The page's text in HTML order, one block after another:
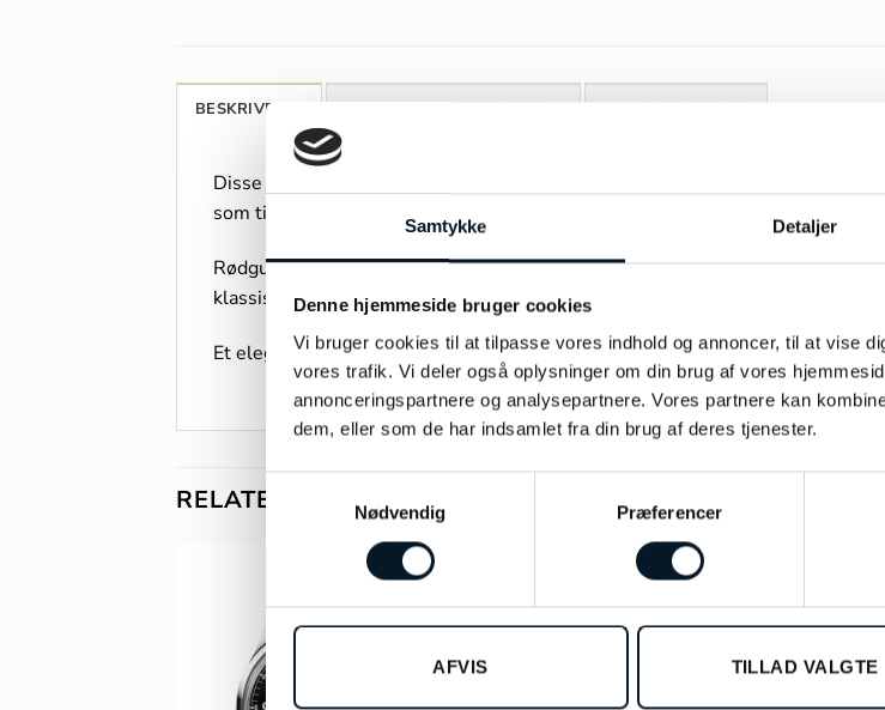
Samtykke Detaljer
Denne hjemmeside bruger cookies
Vi bruger cookies til at tilpasse vores indhold og annoncer, til at vise
vores trafik. Vi deler også oplysninger om din brug af vores
annonceringspartnere og analysepartnere. Vores partnere kan
dem, eller som de har indsamlet fra din brug af deres tjenester.
Nødvendig
Præferencer
AFVIS TILLAD VALGTE
BESKRIVELSE YDERLIGERE INFORMATION ANMELDELSER (0)
Disse smukke solitaire øreringe i 14 kt. rødguld er indbegrebet af tidløs
som tilsammen udgør i alt 0,40 ct., og som med deres enkle fatning lader
Rødguldets varme glød skaber en smuk kontrast til de klare diamanter og
klassiske solitaire design gør dem ideelle til både hverdagsbrug og særlige
Et elegant smykke, der passer til enhver stil og er perfekt som gave eller
RELATEREDE VARER
-10% -33%